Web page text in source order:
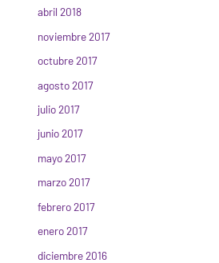
abril 2018
noviembre 2017
octubre 2017
agosto 2017
julio 2017
junio 2017
mayo 2017
marzo 2017
febrero 2017
enero 2017
diciembre 2016